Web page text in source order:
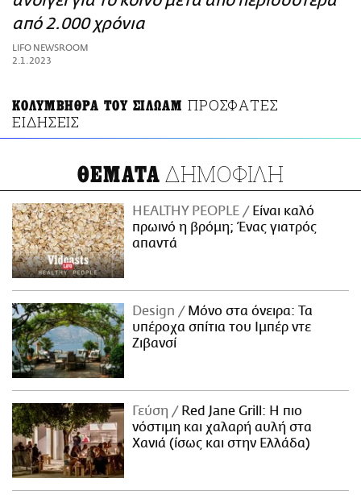
ΑΜΠΑ
PRINT
από 2.000 χρόνια
LIFO NEWSROOM
2.1.2023
ΚΟΛΥΜΒΗΘΡΑ ΤΟΥ ΣΙΛΩΑΜ ΠΡΟΣΦΑΤΕΣ
ΕΙΔΗΣΕΙΣ
ΘΕΜΑΤΑ ΔΗΜΟΦΙΛΗ
HEALTHY PEOPLE
Είναι καλό
πρωινό η βρόμη; Ένας γιατρός
απαντά
Design
Μόνο στα όνειρα: Τα
υπέροχα σπίτια του Ιμπέρ ντε
Ζιβανσί
Γεύση
Red Jane Grill: Η πιο
νόστιμη και χαλαρή αυλή στα
Χανιά (ίσως και στην Ελλάδα)